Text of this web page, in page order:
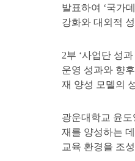
발표하여 ‘국가
강화와 대외적
2부 ‘사업단 성
운영 성과와 향
재 양성 모델의
광운대학교 윤
재를 양성하는
교육 환경을 조